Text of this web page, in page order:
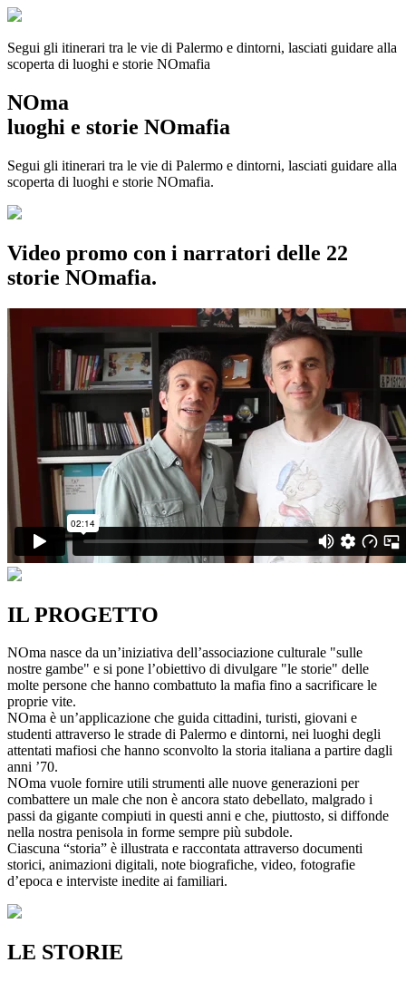
Segui gli itinerari tra le vie di Palermo e dintorni, lasciati guidare alla
scoperta di luoghi e storie NOmafia
NOma
luoghi e storie NOmafia
Segui gli itinerari tra le vie di Palermo e dintorni, lasciati guidare alla
scoperta di luoghi e storie NOmafia.
Video promo con i narratori delle 22
storie NOmafia.
IL PROGETTO
NOma nasce da un’iniziativa dell’associazione culturale "sulle
nostre gambe" e si pone l’obiettivo di divulgare "le storie" delle
molte persone che hanno combattuto la mafia fino a sacrificare le
proprie vite.
NOma è un’applicazione che guida cittadini, turisti, giovani e
studenti attraverso le strade di Palermo e dintorni, nei luoghi degli
attentati mafiosi che hanno sconvolto la storia italiana a partire dagli
anni ’70.
NOma vuole fornire utili strumenti alle nuove generazioni per
combattere un male che non è ancora stato debellato, malgrado i
passi da gigante compiuti in questi anni e che, piuttosto, si diffonde
nella nostra penisola in forme sempre più subdole.
Ciascuna “storia” è illustrata e raccontata attraverso documenti
storici, animazioni digitali, note biografiche, video, fotografie
d’epoca e interviste inedite ai familiari.
LE STORIE